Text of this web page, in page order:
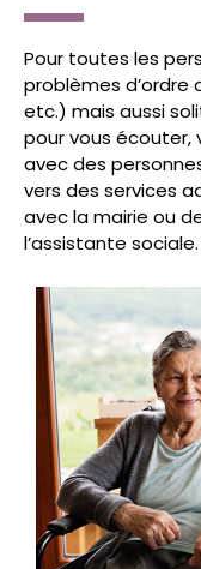
Pour toutes les
problèmes d’ordre
etc.) mais aussi
pour vous écouter,
avec des
vers des services
avec la mairie ou
l’assistante sociale.